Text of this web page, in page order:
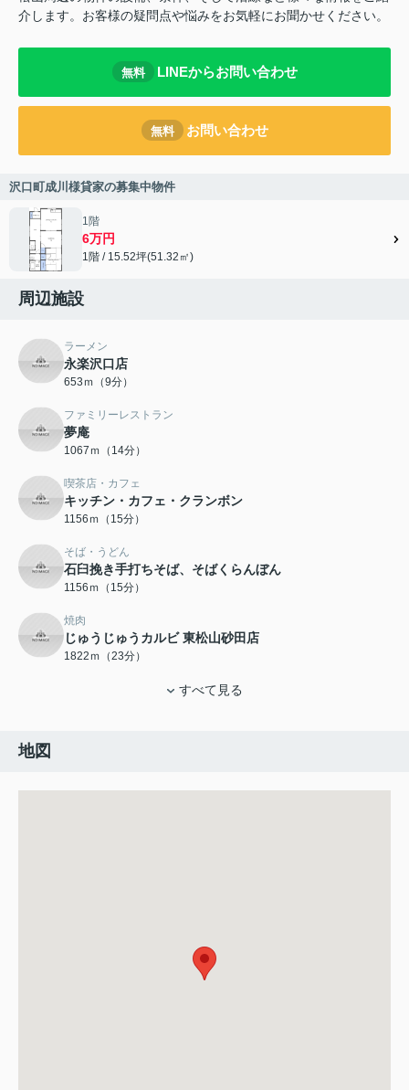
介します。お客様の疑問点や悩みをお気軽にお聞かせください。
無料 LINEからお問い合わせ
無料 お問い合わせ
沢口町成川様貸家の募集中物件
1階
6万円
1階 / 15.52坪(51.32㎡)
周辺施設
ラーメン
永楽沢口店
653ｍ（9分）
ファミリーレストラン
夢庵
1067ｍ（14分）
喫茶店・カフェ
キッチン・カフェ・クランボン
1156ｍ（15分）
そば・うどん
石臼挽き手打ちそば、そばくらんぼん
1156ｍ（15分）
焼肉
じゅうじゅうカルビ 東松山砂田店
1822ｍ（23分）
すべて見る
地図